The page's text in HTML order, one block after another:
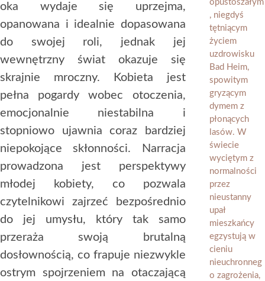
oka wydaje się uprzejma,
opanowana i idealnie dopasowana
do swojej roli, jednak jej
wewnętrzny świat okazuje się
skrajnie mroczny. Kobieta jest
pełna pogardy wobec otoczenia,
emocjonalnie niestabilna i
stopniowo ujawnia coraz bardziej
niepokojące skłonności. Narracja
prowadzona jest perspektywy
młodej kobiety, co pozwala
czytelnikowi zajrzeć bezpośrednio
do jej umysłu, który tak samo
przeraża swoją brutalną
dosłownością, co frapuje niezwykle
ostrym spojrzeniem na otaczającą